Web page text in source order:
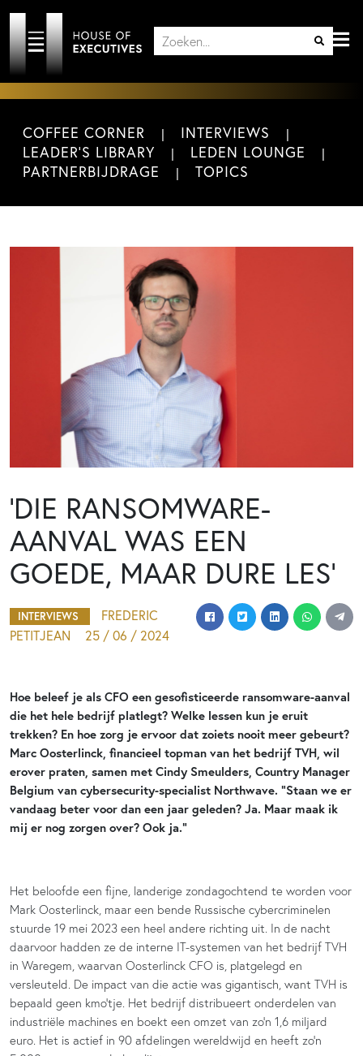
COFFEE CORNER
INTERVIEWS
LEADER'S LIBRARY
LEDEN LOUNGE
PARTNERBIJDRAGE
TOPICS
‘DIE RANSOMWARE-
AANVAL WAS EEN
GOEDE, MAAR DURE LES’
INTERVIEWS
FREDERIC
PETITJEAN
25 / 06 / 2024
Hoe beleef je als CFO een gesofisticeerde ransomware-aanval
die het hele bedrijf platlegt? Welke lessen kun je eruit
trekken? En hoe zorg je ervoor dat zoiets nooit meer gebeurt?
Marc Oosterlinck, financieel topman van het bedrijf TVH, wil
erover praten, samen met Cindy Smeulders, Country Manager
Belgium van cybersecurity-specialist Northwave. “Staan we er
vandaag beter voor dan een jaar geleden? Ja. Maar maak ik
mij er nog zorgen over? Ook ja.”
Het beloofde een fijne, landerige zondagochtend te worden voor
Mark Oosterlinck, maar een bende Russische cybercriminelen
stuurde 19 mei 2023 een heel andere richting uit. In de nacht
daarvoor hadden ze de interne IT-systemen van het bedrijf TVH
in Waregem, waarvan Oosterlinck CFO is, platgelegd en
versleuteld. De impact van die actie was gigantisch, want TVH is
bepaald geen kmo’tje. Het bedrijf distribueert onderdelen van
industriële machines en boekt een omzet van zo’n 1,6 miljard
euro. Het is actief in 90 afdelingen wereldwijd en heeft zo’n